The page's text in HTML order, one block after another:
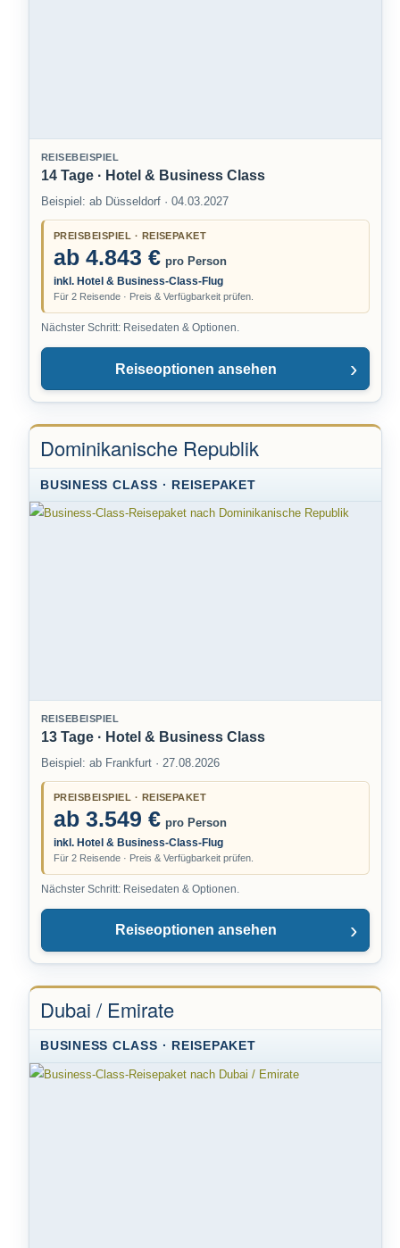
REISEBEISPIEL
14 Tage · Hotel & Business Class
Beispiel: ab Düsseldorf · 04.03.2027
PREISBEISPIEL · REISEPAKET
ab 4.843 € pro Person
inkl. Hotel & Business-Class-Flug
Für 2 Reisende · Preis & Verfügbarkeit prüfen.
Nächster Schritt: Reisedaten & Optionen.
Reiseoptionen ansehen
Dominikanische Republik
BUSINESS CLASS · REISEPAKET
REISEBEISPIEL
13 Tage · Hotel & Business Class
Beispiel: ab Frankfurt · 27.08.2026
PREISBEISPIEL · REISEPAKET
ab 3.549 € pro Person
inkl. Hotel & Business-Class-Flug
Für 2 Reisende · Preis & Verfügbarkeit prüfen.
Nächster Schritt: Reisedaten & Optionen.
Reiseoptionen ansehen
Dubai / Emirate
BUSINESS CLASS · REISEPAKET